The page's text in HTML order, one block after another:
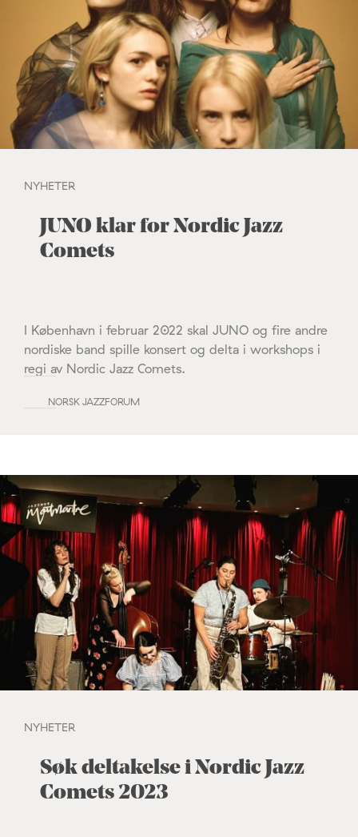
NYHETER
JUNO klar for Nordic Jazz
Comets
I København i februar 2022 skal JUNO og fire andre
nordiske band spille konsert og delta i workshops i
regi av Nordic Jazz Comets.
NORSK JAZZFORUM
NYHETER
Søk deltakelse i Nordic Jazz
Comets 2023